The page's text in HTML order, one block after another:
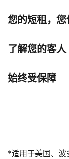
您的短租，您
了解您的客人
始终受保障
立即与我们一
*适用于美国、波